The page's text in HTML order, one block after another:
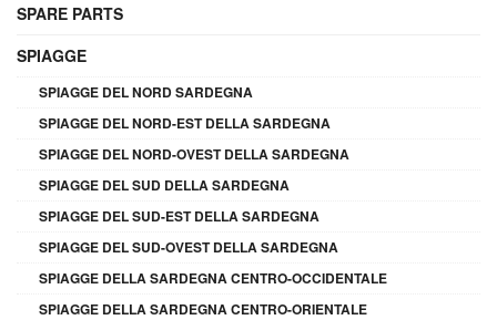
SPARE PARTS
SPIAGGE
SPIAGGE DEL NORD SARDEGNA
SPIAGGE DEL NORD-EST DELLA SARDEGNA
SPIAGGE DEL NORD-OVEST DELLA SARDEGNA
SPIAGGE DEL SUD DELLA SARDEGNA
SPIAGGE DEL SUD-EST DELLA SARDEGNA
SPIAGGE DEL SUD-OVEST DELLA SARDEGNA
SPIAGGE DELLA SARDEGNA CENTRO-OCCIDENTALE
SPIAGGE DELLA SARDEGNA CENTRO-ORIENTALE